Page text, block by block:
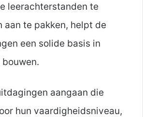
leerachterstanden te
aan te pakken, helpt de
een solide basis in
aangaan die
hun vaardigheidsniveau,